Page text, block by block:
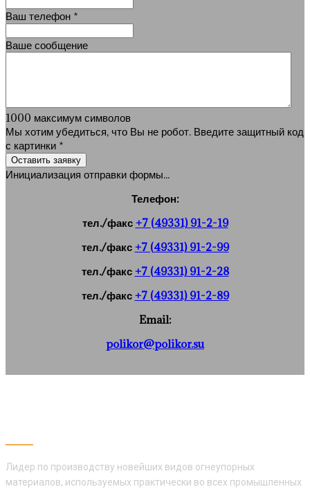
Ваш телефон *
Ваше сообщение
1000 максимум символов
Мы хотим убедиться, что Вы не робот. Введите защитный код
с картинки *
Оставить заявку
Инициализация отправки формы...
Телефон:
тел./факс +7 (49331) 91-2-19
тел./факс +7 (49331) 91-2-99
тел./факс +7 (49331) 91-2-28
тел./факс +7 (49331) 91-2-89
Email:
polikor@polikor.su
Лидер по производству новейших видов огнеупорных
материалов, используемых практически во всех промышленных